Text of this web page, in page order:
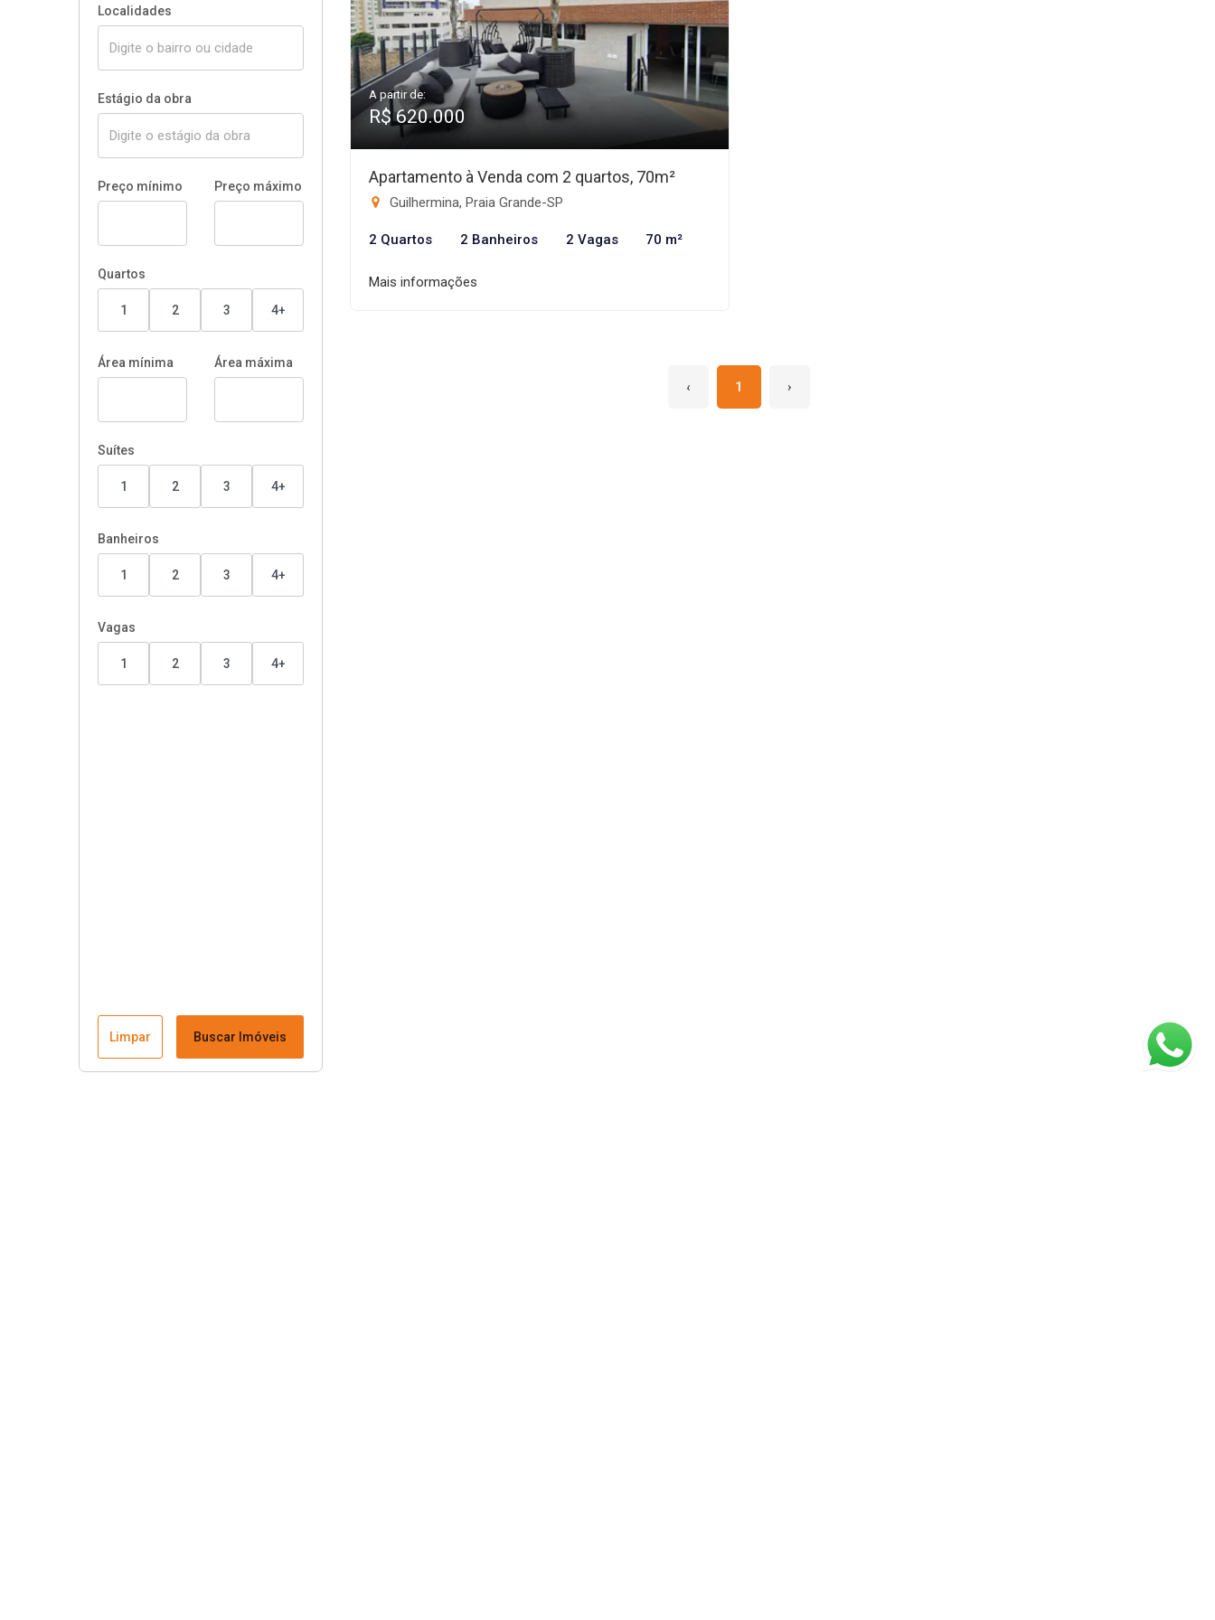
Localidades
Estágio da obra
Preço mínimo Preço máximo
Quartos
1 2 3 4+
Área mínima Área máxima
Suítes
1 2 3 4+
Banheiros
1 2 3 4+
Vagas
1 2 3 4+
Limpar Buscar Imóveis
A partir de:
R$ 620.000
Apartamento à Venda com 2 quartos, 70m²
Guilhermina, Praia Grande-SP
2 Quartos 2 Banheiros 2 Vagas 70 m²
Mais informações
‹ 1 ›